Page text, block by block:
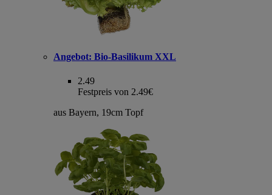
Angebot: Bio-Basilikum XXL
2.49
Festpreis von 2.49€
aus Bayern, 19cm Topf